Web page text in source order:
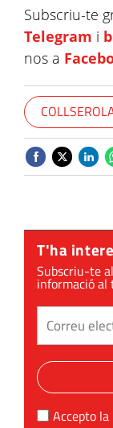
Subscriu-te
Telegram i
nos a
T'ha
Subscriu-te
informació
Accepto la